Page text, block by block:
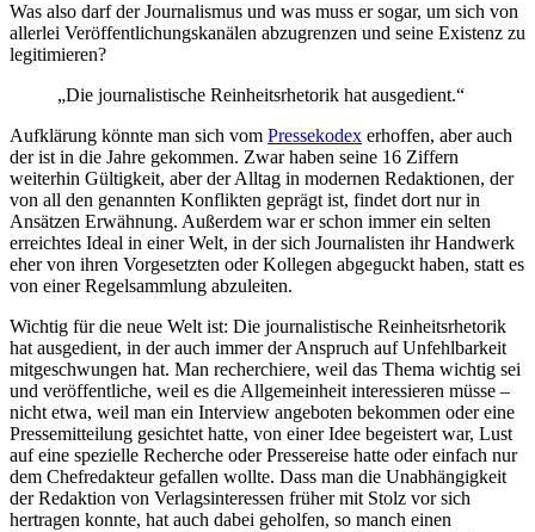
Was also darf der Journalismus und was muss er sogar, um sich von
allerlei Veröffentlichungskanälen abzugrenzen und seine Existenz zu
legitimieren?
„Die journalistische Reinheitsrhetorik hat ausgedient.“
Aufklärung könnte man sich vom Pressekodex erhoffen, aber auch
der ist in die Jahre gekommen. Zwar haben seine 16 Ziffern
weiterhin Gültigkeit, aber der Alltag in modernen Redaktionen, der
von all den genannten Konflikten geprägt ist, findet dort nur in
Ansätzen Erwähnung. Außerdem war er schon immer ein selten
erreichtes Ideal in einer Welt, in der sich Journalisten ihr Handwerk
eher von ihren Vorgesetzten oder Kollegen abgeguckt haben, statt es
von einer Regelsammlung abzuleiten.
Wichtig für die neue Welt ist: Die journalistische Reinheitsrhetorik
hat ausgedient, in der auch immer der Anspruch auf Unfehlbarkeit
mitgeschwungen hat. Man recherchiere, weil das Thema wichtig sei
und veröffentliche, weil es die Allgemeinheit interessieren müsse –
nicht etwa, weil man ein Interview angeboten bekommen oder eine
Pressemitteilung gesichtet hatte, von einer Idee begeistert war, Lust
auf eine spezielle Recherche oder Pressereise hatte oder einfach nur
dem Chefredakteur gefallen wollte. Dass man die Unabhängigkeit
der Redaktion von Verlagsinteressen früher mit Stolz vor sich
hertragen konnte, hat auch dabei geholfen, so manch einen